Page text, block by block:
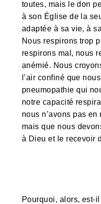
toutes, mais le don
à son Église de la
adaptée à sa vie, à
Nous respirons trop
respirons mal, nous
anémié. Nous
l’air confiné que
pneumopathie qui
notre capacité
nous n’avons pas
mais que nous
à Dieu et le recevoir
Pourquoi, alors, est-